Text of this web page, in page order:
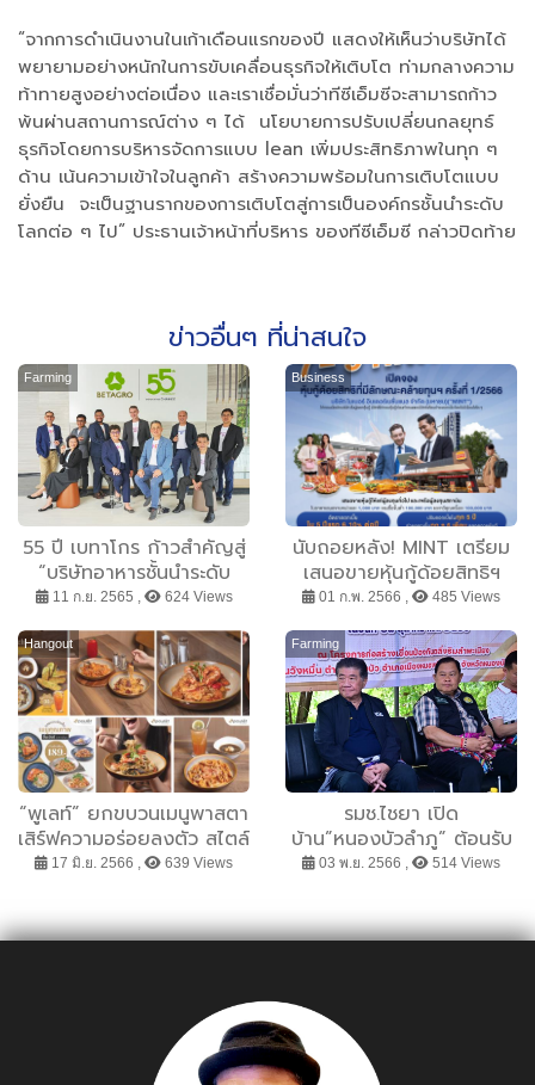
“จากการดำเนินงานในเก้าเดือนแรกของปี แสดงให้เห็นว่าบริษัทได้
พยายามอย่างหนักในการขับเคลื่อนธุรกิจให้เติบโต ท่ามกลางความ
ท้าทายสูงอย่างต่อเนื่อง และเราเชื่อมั่นว่าทีซีเอ็มซีจะสามารถก้าว
พ้นผ่านสถานการณ์ต่าง ๆ ได้ นโยบายการปรับเปลี่ยนกลยุทธ์
ธุรกิจโดยการบริหารจัดการแบบ lean เพิ่มประสิทธิภาพในทุก ๆ
ด้าน เน้นความเข้าใจในลูกค้า สร้างความพร้อมในการเติบโตแบบ
ยั่งยืน จะเป็นฐานรากของการเติบโตสู่การเป็นองค์กรชั้นนำระดับ
โลกต่อ ๆ ไป” ประธานเจ้าหน้าที่บริหาร ของทีซีเอ็มซี กล่าวปิดท้าย
ข่าวอื่นๆ ที่น่าสนใจ
Farming
55 ปี เบทาโกร ก้าวสำคัญสู่
“บริษัทอาหารชั้นนำระดับ
สากล เพื่อชีวิตที่ยั่งยืน”
11 ก.ย. 2565 , 624 Views
Business
นับถอยหลัง! MINT เตรียม
เสนอขายหุ้นกู้ด้อยสิทธิฯ
ครั้งที่ 1/2566 (MINT23PA)
ชูอัตราดอกเบี้ย 5 ปีแรก
6.10% ต่อปี เปิดจองซื้อ 7-
9 ก.พ. 66 นี้
01 ก.พ. 2566 , 485 Views
Hangout
“พูเลท์” ยกขบวนเมนูพาสตา
เสิร์ฟความอร่อยลงตัว สไตล์
ไทย-อิตาเลียนฟิวชั่น มิกซ์
คอมฟอร์ตฟู้ด
17 มิ.ย. 2566 , 639 Views
Farming
รมช.ไชยา เปิด
บ้าน”หนองบัวลำภู” ต้อนรับ
รองนายกฯ ภูมิธรรม ผลัก
อย่างเป็นระบบ
03 พ.ย. 2566 , 514 Views